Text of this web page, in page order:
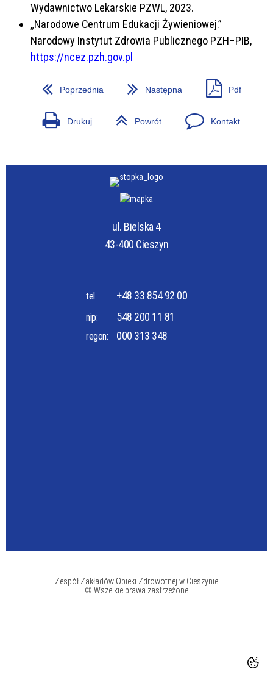
Wydawnictwo Lekarskie PZWL, 2023.
„Narodowe Centrum Edukacji Żywieniowej.”
Narodowy Instytut Zdrowia Publicznego PZH–PIB,
https://ncez.pzh.gov.pl
Poprzednia Następna Pdf
Drukuj Powrót Kontakt
ul. Bielska 4
43-400 Cieszyn
tel. +48 33 854 92 00
nip: 548 200 11 81
regon: 000 313 348
Zespół Zakładów Opieki Zdrowotnej w Cieszynie
© Wszelkie prawa zastrzeżone